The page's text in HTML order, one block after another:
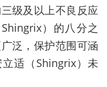
级及以上不良反应
Shingrix）的八分之
泛，保护范围可涵
适（ Shingrix）未